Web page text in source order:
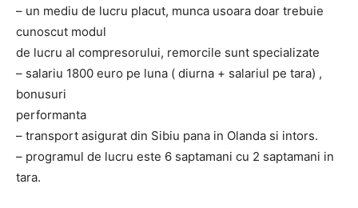
– un mediu de lucru placut, munca usoara doar trebuie
cunoscut modul
de lucru al compresorului, remorcile sunt specializate
– salariu 1800 euro pe luna ( diurna + salariul pe tara) ,
bonusuri
performanta
– transport asigurat din Sibiu pana in Olanda si intors.
– programul de lucru este 6 saptamani cu 2 saptamani in
tara.